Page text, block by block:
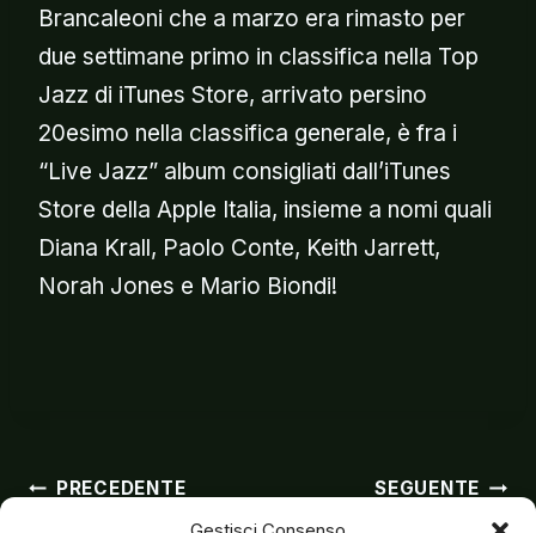
Brancaleoni che a marzo era rimasto per
due settimane primo in classifica nella Top
Jazz di iTunes Store, arrivato persino
20esimo nella classifica generale, è fra i
“Live Jazz” album consigliati dall’iTunes
Store della Apple Italia, insieme a nomi quali
Diana Krall, Paolo Conte, Keith Jarrett,
Norah Jones e Mario Biondi!
PRECEDENTE SEGUENTE